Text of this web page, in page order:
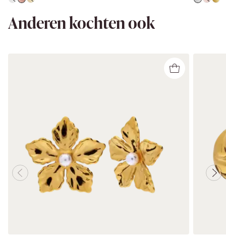
Anderen kochten ook